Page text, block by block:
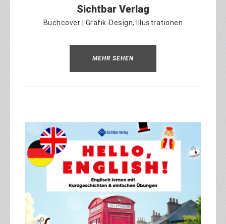
Sichtbar Verlag
Buchcover | Grafik-Design, Illustrationen
MEHR SEHEN